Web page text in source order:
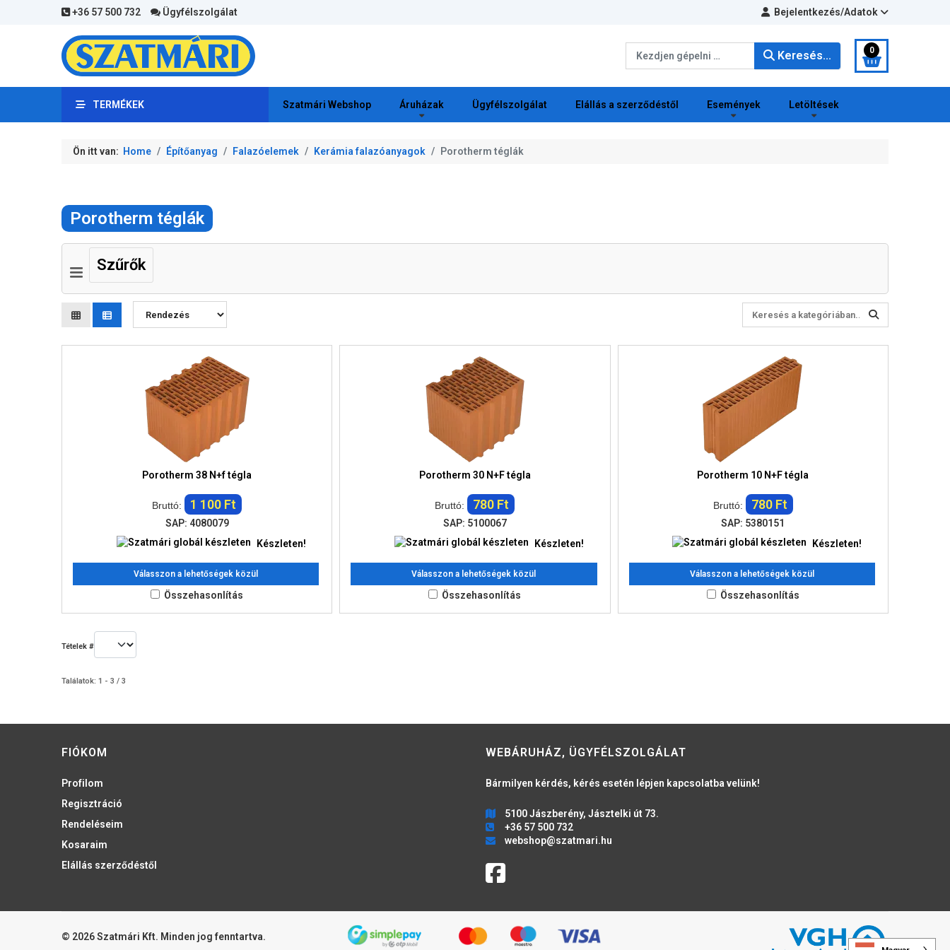
+36 57 500 732 Ügyfélszolgálat Bejelentkezés/Adatok
Keresés... 0
TERMÉKEK Szatmári Webshop Áruházak Ügyfélszolgálat Elállás a szerződéstől Események Letöltések
Ön itt van: Home Építőanyag Falazóelemek Kerámia falazóanyagok Porotherm téglák
Porotherm téglák
Szűrők
Porotherm 38 N+f tégla
Bruttó: 1 100 Ft
SAP: 4080079
Készleten!
Válasszon a lehetőségek közül
Összehasonlítás
Porotherm 30 N+F tégla
Bruttó: 780 Ft
SAP: 5100067
Készleten!
Válasszon a lehetőségek közül
Összehasonlítás
Porotherm 10 N+F tégla
Bruttó: 780 Ft
SAP: 5380151
Készleten!
Válasszon a lehetőségek közül
Összehasonlítás
Tételek #
Találatok: 1 - 3 / 3
FIÓKOM
Profilom
Regisztráció
Rendeléseim
Kosaraim
Elállás szerződéstől
WEBÁRUHÁZ, ÜGYFÉLSZOLGÁLAT
Bármilyen kérdés, kérés esetén lépjen kapcsolatba velünk!
5100 Jászberény, Jásztelki út 73.
+36 57 500 732
webshop@szatmari.hu
© 2026 Szatmári Kft. Minden jog fenntartva.